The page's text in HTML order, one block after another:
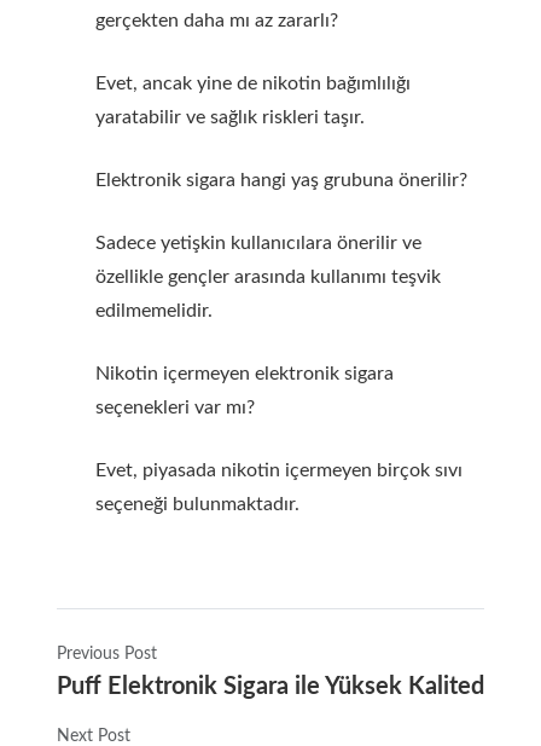
gerçekten daha mı az zararlı?
Evet, ancak yine de nikotin bağımlılığı
yaratabilir ve sağlık riskleri taşır.
Elektronik sigara hangi yaş grubuna önerilir?
Sadece yetişkin kullanıcılara önerilir ve
özellikle gençler arasında kullanımı teşvik
edilmemelidir.
Nikotin içermeyen elektronik sigara
seçenekleri var mı?
Evet, piyasada nikotin içermeyen birçok sıvı
seçeneği bulunmaktadır.
Previous Post
Puff Elektronik Sigara ile Yüksek Kalitede
Next Post